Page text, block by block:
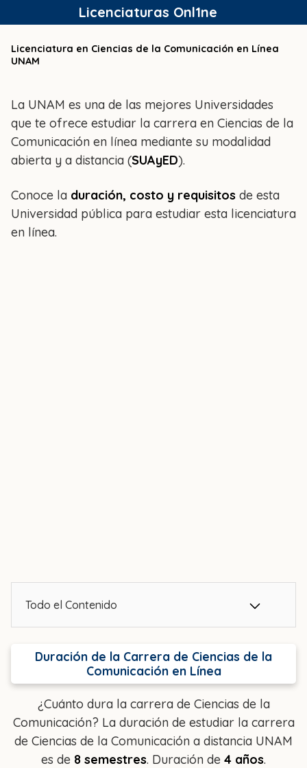
al
Licenciaturas Onl1ne
Licenciatura en Ciencias de la Comunicación en Línea
UNAM
La UNAM es una de las mejores Universidades
que te ofrece estudiar la carrera en Ciencias de la
Comunicación en línea mediante su modalidad
abierta y a distancia (SUAyED).
Conoce la duración, costo y requisitos de esta
Universidad pública para estudiar esta licenciatura
en línea.
Todo el Contenido
Duración de la Carrera de Ciencias de la
Comunicación en Línea
¿Cuánto dura la carrera de Ciencias de la
Comunicación? La duración de estudiar la carrera
de Ciencias de la Comunicación a distancia UNAM
es de 8 semestres. Duración de 4 años.